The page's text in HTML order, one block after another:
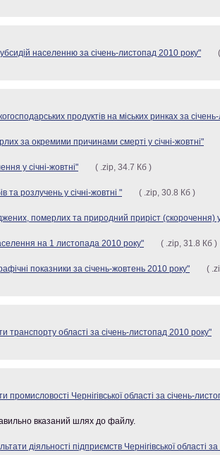
населенню за січень-листопад 2010 року"
продуктів на міських ринках за
за окремими причинами смерті у січні-жовтні"
у січні-жовтні" ( .zip, 34.7 Кб )
та розлучень у січні-жовтні " ( .zip, 30.8 Кб )
померлих та природний приріст (скорочення) у
на 1 листопада 2010 року" ( .zip, 31.8 Кб )
показники за січень-жовтень 2010 року" (
транспорту області за січень-листопад 2010 року"
промисловості Чернігівської області за січень-
вказаний шлях до файлу.
діяльності підприємств Чернігівської області